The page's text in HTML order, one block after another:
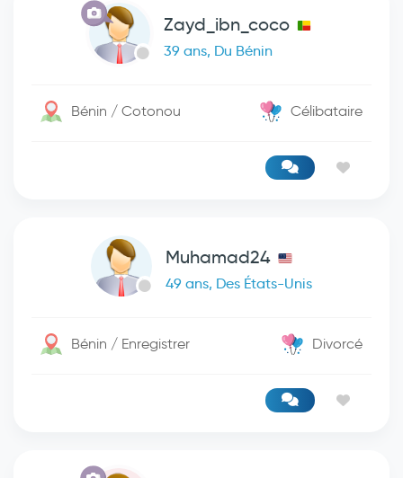
Zayd_ibn_coco
39 ans, Du Bénin
Bénin / Cotonou Célibataire
Muhamad24
49 ans, Des États-Unis
Bénin / Enregistrer Divorcé